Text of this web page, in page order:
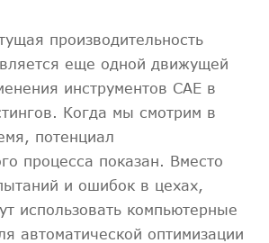
производительность
еще одной движущей
инструментов CAE в
Когда мы смотрим в
потенциал
процесса показан. Вместо
и ошибок в цехах,
использовать компьютерные
автоматической оптимизации